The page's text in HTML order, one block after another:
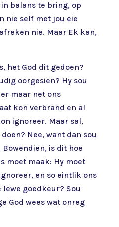
balans te bring, op
nie self met jou eie
nie. Maar Ek kan,
het God dit gedoen?
oorgesien? Hy sou
maar net ons
kon verbrand en al
ignoreer. Maar sal,
Nee, want dan sou
Bowendien, is dit hoe
moet maak: Hy moet
en so eintlik ons
goedkeur? Sou
God wees wat onreg